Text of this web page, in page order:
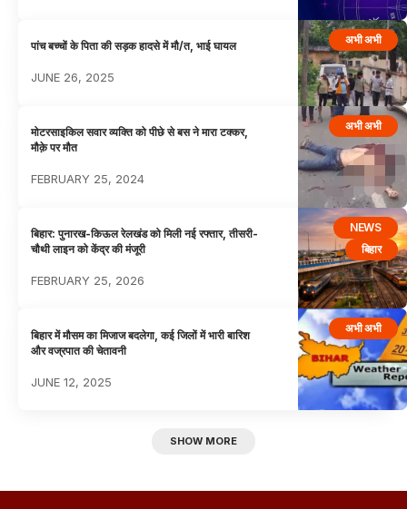
अभी अभी
पांच बच्चों के पिता की सड़क हादसे में मौ/त, भाई घायल
JUNE 26, 2025
अभी अभी
मोटरसाइकिल सवार व्यक्ति को पीछे से बस ने मारा टक्कर,
मौक़े पर मौत
FEBRUARY 25, 2024
NEWS
बिहार
बिहार: पुनारख-किऊल रेलखंड को मिली नई रफ्तार, तीसरी-
चौथी लाइन को केंद्र की मंजूरी
FEBRUARY 25, 2026
अभी अभी
बिहार में मौसम का मिजाज बदलेगा, कई जिलों में भारी बारिश
और वज्रपात की चेतावनी
JUNE 12, 2025
SHOW MORE